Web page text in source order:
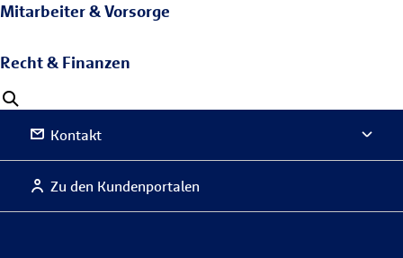
Mitarbeiter & Vorsorge
Recht & Finanzen
Kontakt
Zu den Kundenportalen